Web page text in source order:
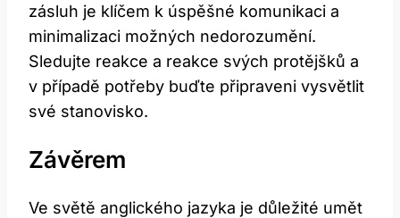
zásluh je klíčem k úspěšné komunikaci a
minimalizaci možných nedorozumění.
Sledujte reakce a reakce svých protějšků a
v případě potřeby buďte připraveni vysvětlit
své stanovisko.
Závěrem
Ve světě anglického jazyka je důležité umět